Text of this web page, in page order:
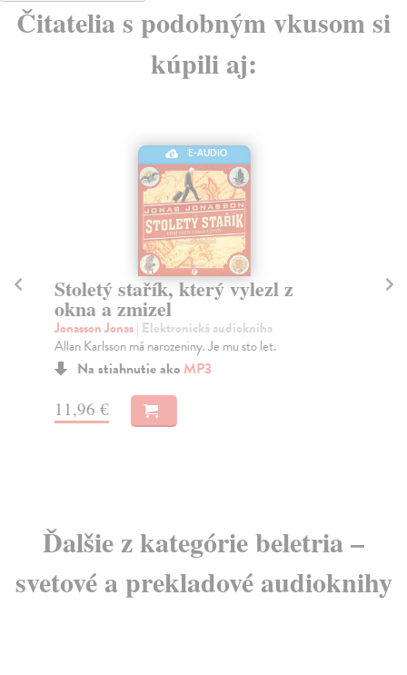
Čitatelia s podobným vkusom si
kúpili aj:
E-AUDIO
Stoletý stařík, který vylezl z
okna a zmizel
Jonasson Jonas| Elektronická audiokniha
Allan Karlsson má narozeniny. Je mu sto let.
Na stiahnutie akoMP3
11,96 €
Ďalšie z kategórie beletria –
svetové a prekladové audioknihy